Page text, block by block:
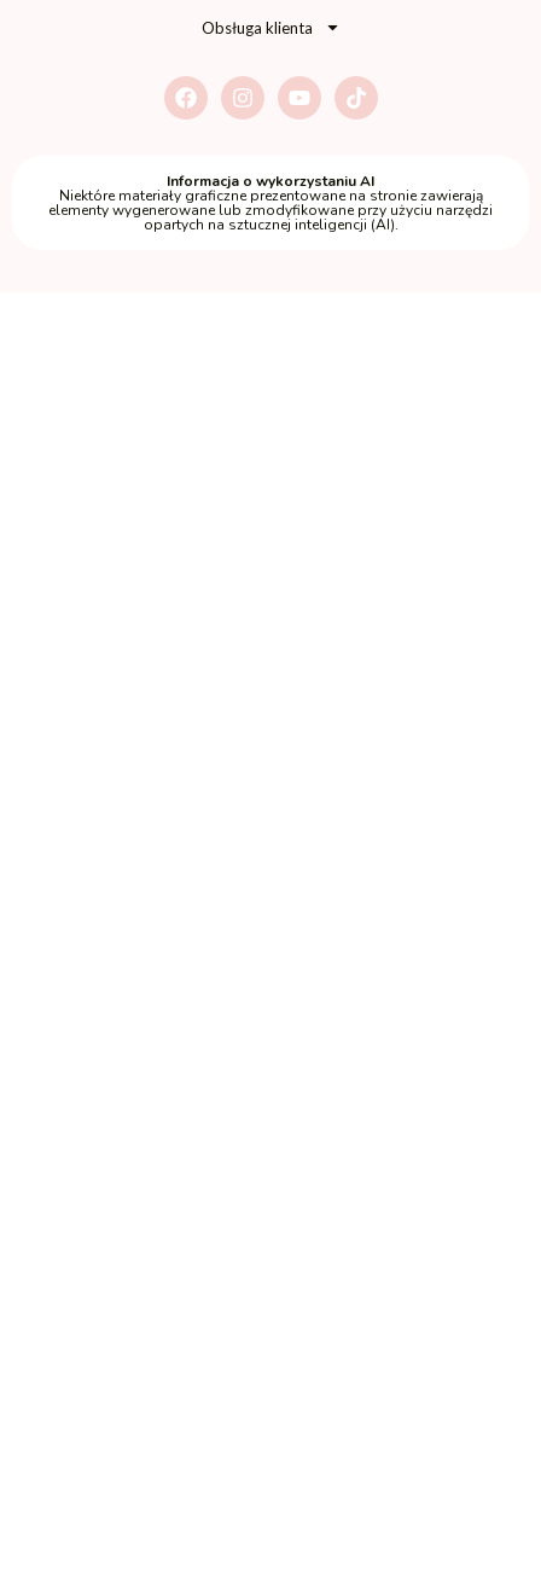
Obsługa klienta
Informacja o wykorzystaniu AI
Niektóre materiały graficzne prezentowane na stronie zawierają
elementy wygenerowane lub zmodyfikowane przy użyciu narzędzi
opartych na sztucznej inteligencji (AI).